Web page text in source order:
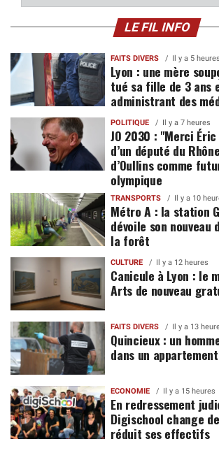
LE FIL INFO
FAITS DIVERS Il y a 5 heures
Lyon : une mère
tué sa fille de 3 ans
administrant des
POLITIQUE Il y a 7 heures
JO 2030 : "Merci
d’un député du
d’Oullins comme
olympique
TRANSPORTS Il y a 10
Métro A : la station
dévoile son nouveau
la forêt
CULTURE Il y a 12 heures
Canicule à Lyon : le
Arts de nouveau
FAITS DIVERS Il y a 13
Quincieux : un
dans un
ECONOMIE Il y a 15 heures
En redressement
Digischool change
réduit ses effectifs